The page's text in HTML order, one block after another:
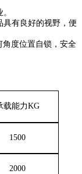
具有良好的视野，便
角度位置自锁，安全
载能力KG
1500
2000